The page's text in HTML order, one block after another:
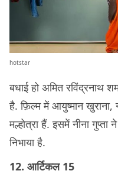
hotstar
बधाई हो अमित रविंद्रनाथ
है. फ़िल्म में आयुष्मान खुराना,
मल्होत्रा हैं. इसमें नीना गुप्ता
निभाया है.
12. आर्टिकल 15